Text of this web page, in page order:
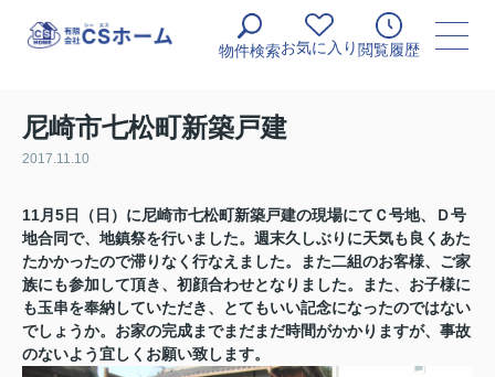
物件検索お気に入り 閲覧履歴
尼崎市七松町新築戸建
2017.11.10
11月5日（日）に尼崎市七松町新築戸建の現場にてＣ号地、Ｄ号
地合同で、地鎮祭を行いました。週末久しぶりに天気も良くあた
たかかったので滞りなく行なえました。また二組のお客様、ご家
族にも参加して頂き、初顔合わせとなりました。また、 お子様に
も玉串を奉納していただき、とてもいい記念になったのではない
でしょうか。お家の完成までまだまだ時間がかかりますが、事故
のないよう宜しくお願い致します。